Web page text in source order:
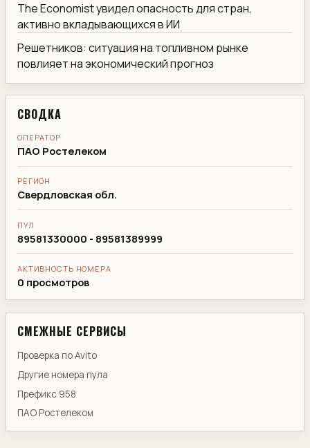
The Economist увидел опасность для стран,
активно вкладывающихся в ИИ
Решетников: ситуация на топливном рынке
повлияет на экономический прогноз
СВОДКА
ОПЕРАТОР
ПАО Ростелеком
РЕГИОН
Свердловская обл.
ПУЛ
89581330000 - 89581389999
АКТИВНОСТЬ НОМЕРА
0 просмотров
СМЕЖНЫЕ СЕРВИСЫ
Проверка по Avito
Другие номера пула
Префикс 958
ПАО Ростелеком